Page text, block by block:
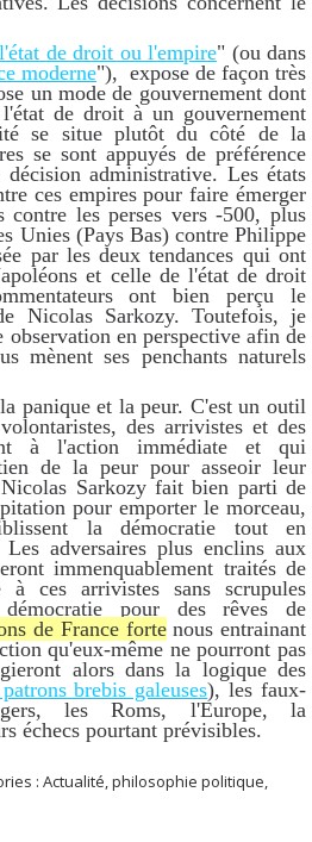
l'état de droit ou l'empire" (ou dans
moderne"), expose de façon très
un mode de gouvernement dont
de droit à un gouvernement
se situe plutôt du côté de la
se sont appuyés de préférence
décision administrative. Les états
ces empires pour faire émerger
contre les perses vers -500, plus
Unies (Pays Bas) contre Philippe
par les deux tendances qui ont
et celle de l'état de droit
ont bien perçu le
Nicolas Sarkozy. Toutefois, je
en perspective afin de
mènent ses penchants naturels
panique et la peur. C'est un outil
des arrivistes et des
à l'action immédiate et qui
de la peur pour asseoir leur
Sarkozy fait bien parti de
pour emporter le morceau,
la démocratie tout en
Les adversaires plus enclins aux
immenquablement traités de
ces arrivistes sans scrupules
pour des rêves de
de France fortenous entrainant
qu'eux-même ne pourront pas
alors dans la logique des
brebis galeuses), les faux-
les Roms, l'Europe, la
échecs pourtant prévisibles.
:Actualité,philosophie politique,